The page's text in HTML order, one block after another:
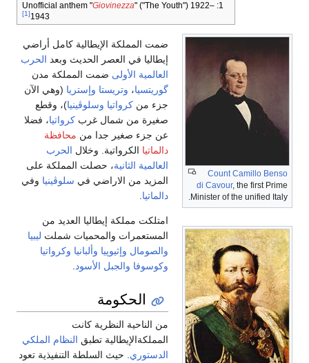
1: Unofficial anthem "
Giovinezza" ("The Youth") 1922–
1943
[1]
Count Camillo Benso
di Cavour, the first Prime
Minister of the unified Italy.
الأراضي
ضمت المملكة الإيطالية كامل أراضي
إيطاليا في العصر الحديث وبعد الحرب
العالمية الأولى ضمت المملكة مدن
گوريتسيا، وتريستا وإستريا (وهي الآن
جزء من كرواتيا وسلوڤينيا)، وقطع
صغيرة من شمال غرب كرواتيا، فضلا
عن جزء صغير جدا من محافظة
دالماتيا الكرواتية. وخلال الحرب
العالمية الثانية، حصلت المملكة على
المزيد من الاراضي في سلوڤينيا وفي
دالماتيا.
امتلكت مملكة إيطاليا العديد من
المستعمرات والمحميات شملت ليبيا
والصومال وإثيوپيا وألبانيا وكرواتيا
وكوسوفا والجبل الأسود.
الحكومة
من الناحية النظرية كانت
المملكةالإيطالية تطبق النظام الملكي
الدستوري . حيث السلطة التنفيذية تعود